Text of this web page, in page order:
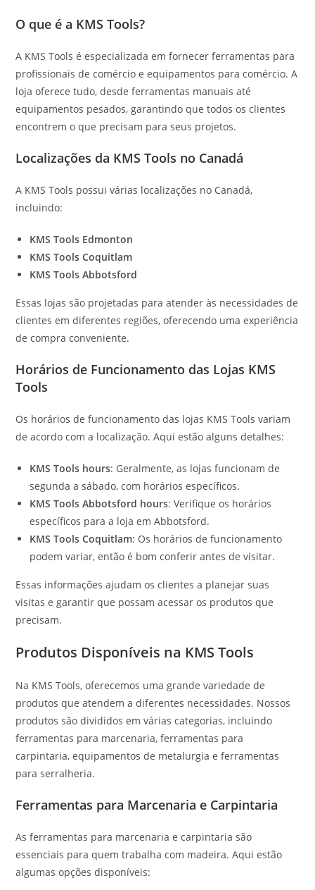
O que é a KMS Tools?
A KMS Tools é especializada em fornecer ferramentas para
profissionais de comércio e equipamentos para comércio. A
loja oferece tudo, desde ferramentas manuais até
equipamentos pesados, garantindo que todos os clientes
encontrem o que precisam para seus projetos.
Localizações da KMS Tools no Canadá
A KMS Tools possui várias localizações no Canadá,
incluindo:
KMS Tools Edmonton
KMS Tools Coquitlam
KMS Tools Abbotsford
Essas lojas são projetadas para atender às necessidades de
clientes em diferentes regiões, oferecendo uma experiência
de compra conveniente.
Horários de Funcionamento das Lojas KMS
Tools
Os horários de funcionamento das lojas KMS Tools variam
de acordo com a localização. Aqui estão alguns detalhes:
KMS Tools hours: Geralmente, as lojas funcionam de
segunda a sábado, com horários específicos.
KMS Tools Abbotsford hours: Verifique os horários
específicos para a loja em Abbotsford.
KMS Tools Coquitlam: Os horários de funcionamento
podem variar, então é bom conferir antes de visitar.
Essas informações ajudam os clientes a planejar suas
visitas e garantir que possam acessar os produtos que
precisam.
Produtos Disponíveis na KMS Tools
Na KMS Tools, oferecemos uma grande variedade de
produtos que atendem a diferentes necessidades. Nossos
produtos são divididos em várias categorias, incluindo
ferramentas para marcenaria, ferramentas para
carpintaria, equipamentos de metalurgia e ferramentas
para serralheria.
Ferramentas para Marcenaria e Carpintaria
As ferramentas para marcenaria e carpintaria são
essenciais para quem trabalha com madeira. Aqui estão
algumas opções disponíveis: